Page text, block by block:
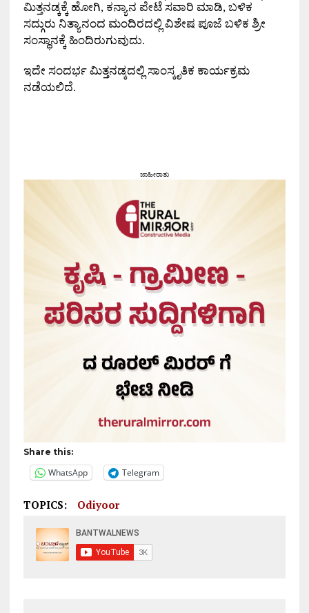
ಮಿತ್ತನಡ್ಕಕ್ಕೆ ಹೋಗಿ, ಕನ್ಯಾನ ಪೇಟೆ ಸವಾರಿ ಮಾಡಿ, ಬಳಿಕ
ಸದ್ಗುರು ನಿತ್ಯಾನಂದ ಮಂದಿರದಲ್ಲಿ ವಿಶೇಷ ಪೂಜೆ ಬಳಿಕ ಶ್ರೀ
ಸಂಸ್ಥಾನಕ್ಕೆ ಹಿಂದಿರುಗುವುದು.
ಇದೇ ಸಂದರ್ಭ ಮಿತ್ತನಡ್ಕದಲ್ಲಿ ಸಾಂಸ್ಕೃತಿಕ ಕಾರ್ಯಕ್ರಮ
ನಡೆಯಲಿದೆ.
ಜಾಹೀರಾತು
Share this:
WhatsApp Telegram
TOPICS: Odiyoor